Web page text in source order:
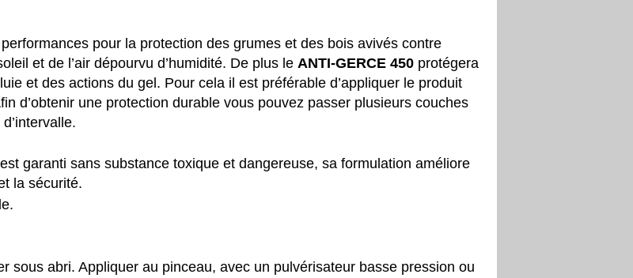
pour la protection des grumes et des bois avivés contre
et de l’air dépourvu d’humidité. De plus le ANTI-GERCE 450protégera
et des actions du gel. Pour cela il est préférable d’appliquer le produit
d’obtenir une protection durable vous pouvez passer plusieurs couches
garanti sans substance toxique et dangereuse, sa formulation améliore
la sécurité.
sous abri. Appliquer au pinceau, avec un pulvérisateur basse pression ou